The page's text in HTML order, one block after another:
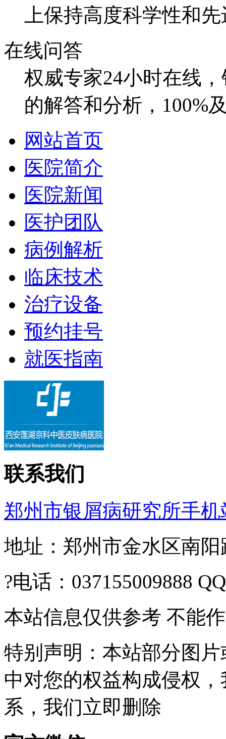
上保持高度科学性和
在线问答
权威专家24小时在线
的解答和分析，100%
网站首页
医院简介
医院新闻
医护团队
病例解析
临床技术
治疗设备
预约挂号
就医指南
联系我们
郑州市银屑病研究所手机
地址：郑州市金水区南阳
?电话：037155009888
本站信息仅供参考 不能
特别声明：本站部分图
中对您的权益构成侵权
系，我们立即删除